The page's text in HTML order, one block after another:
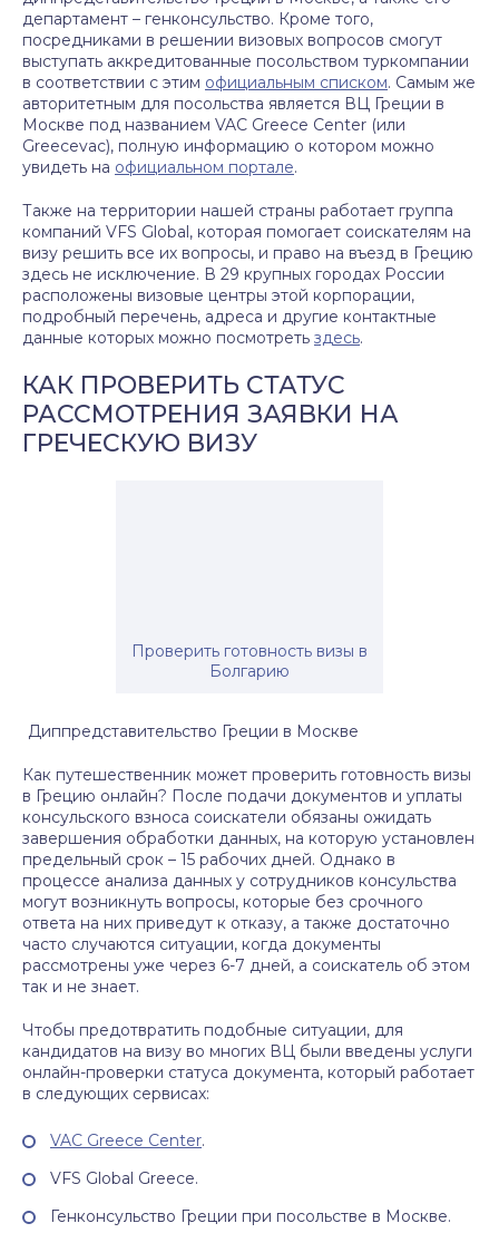
департамент – генконсульство. Кроме того,
посредниками в решении визовых вопросов смогут
выступать аккредитованные посольством туркомпании
в соответствии с этим официальным списком. Самым же
авторитетным для посольства является ВЦ Греции в
Москве под названием VAC Greece Center (или
Greecevac), полную информацию о котором можно
увидеть на официальном портале.
Также на территории нашей страны работает группа
компаний VFS Global, которая помогает соискателям на
визу решить все их вопросы, и право на въезд в Грецию
здесь не исключение. В 29 крупных городах России
расположены визовые центры этой корпорации,
подробный перечень, адреса и другие контактные
данные которых можно посмотреть здесь.
КАК ПРОВЕРИТЬ СТАТУС
РАССМОТРЕНИЯ ЗАЯВКИ НА
ГРЕЧЕСКУЮ ВИЗУ
Проверить готовность визы в
Болгарию
Диппредставительство Греции в Москве
Как путешественник может проверить готовность визы
в Грецию онлайн? После подачи документов и уплаты
консульского взноса соискатели обязаны ожидать
завершения обработки данных, на которую установлен
предельный срок – 15 рабочих дней. Однако в
процессе анализа данных у сотрудников консульства
могут возникнуть вопросы, которые без срочного
ответа на них приведут к отказу, а также достаточно
часто случаются ситуации, когда документы
рассмотрены уже через 6-7 дней, а соискатель об этом
так и не знает.
Чтобы предотвратить подобные ситуации, для
кандидатов на визу во многих ВЦ были введены услуги
онлайн-проверки статуса документа, который работает
в следующих сервисах:
VAC Greece Center.
VFS Global Greece.
Генконсульство Греции при посольстве в Москве.